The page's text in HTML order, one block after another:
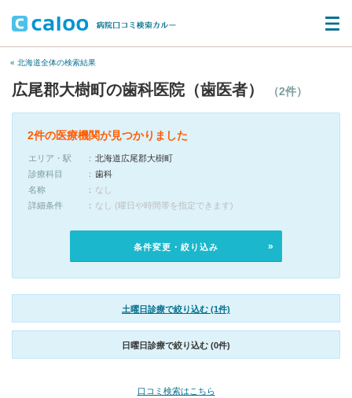
« 北海道全体の検索結果
広尾郡大樹町の歯科医院（歯医者） （2件）
2件の医療機関が見つかりました
エリア・駅
北海道広尾郡大樹町
診療科目
歯科
名称
なし
詳細条件
なし (曜日や時間帯を指定できます)
条件変更・絞り込み
土曜日診療で絞り込む (1件)
日曜日診療で絞り込む (0件)
口コミ検索はこちら